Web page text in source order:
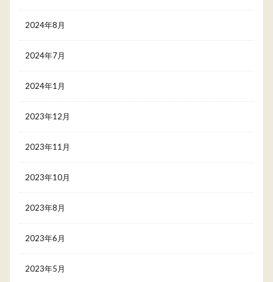
2024年8月
2024年7月
2024年1月
2023年12月
2023年11月
2023年10月
2023年8月
2023年6月
2023年5月